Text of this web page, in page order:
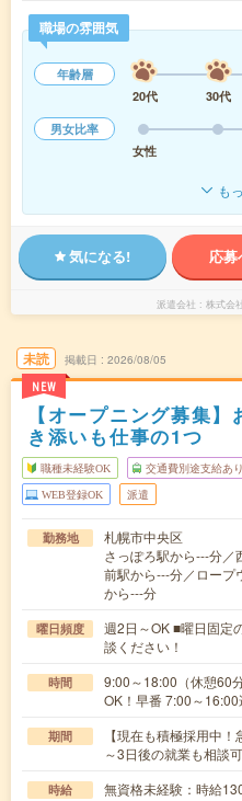
職場の雰囲気
年齢層
20代
30代
男女比率
女性
も
気になる! 応
派遣会社 株式会
未読
NEW
掲載日 2026/08/05
【オープニング募集
き添いも仕事の1つ
職種未経験OK 交通費別途支給あり
WEB登録OK 派遣
勤務地
札幌市中央区
さっぽろ駅から---分／
前駅から---分／ロープ
から---分
曜日頻度
週2日～OK ■曜日固定
談ください！
時間
9:00～18:00（休憩60
OK！早番 7:00～
期間
【現在も積極採用中
～3日後の就業も相談
時給
無資格未経験：時給